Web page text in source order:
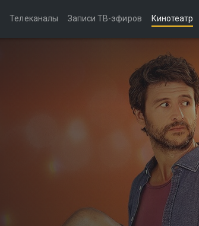
Телеканалы Записи ТВ-эфиров Кинотеатр